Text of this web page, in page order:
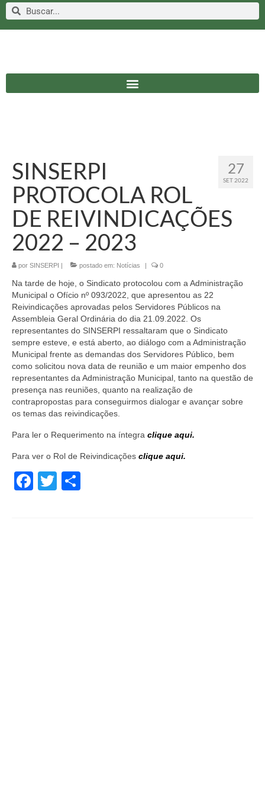
27
SET 2022
SINSERPI
PROTOCOLA ROL
DE REIVINDICAÇÕES
2022 – 2023
por SINSERPI postado em: Notícias 0
Na tarde de hoje, o Sindicato protocolou com a Administração
Municipal o Ofício nº 093/2022, que apresentou as 22
Reivindicações aprovadas pelos Servidores Públicos na
Assembleia Geral Ordinária do dia 21.09.2022. Os
representantes do SINSERPI ressaltaram que o Sindicato
sempre esteve, e está aberto, ao diálogo com a Administração
Municipal frente as demandas dos Servidores Público, bem
como solicitou nova data de reunião e um maior empenho dos
representantes da Administração Municipal, tanto na questão de
presença nas reuniões, quanto na realização de
contrapropostas para conseguirmos dialogar e avançar sobre
os temas das reivindicações.
Para ler o Requerimento na íntegra clique aqui.
Para ver o Rol de Reivindicações clique aqui.
Facebook
Twitter